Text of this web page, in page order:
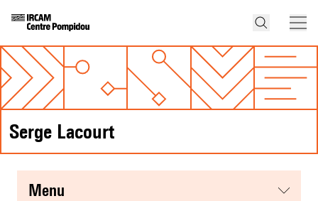
Serge Lacourt
menu